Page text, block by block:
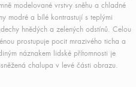
modelované vrstvy sněhu a chladné
modré a bílé kontrastují s teplými
hnědých a zelených odstínů. Celou
prostupuje pocit mrazivého ticha a
náznakem lidské přítomnosti je
chalupa v levé části obrazu.